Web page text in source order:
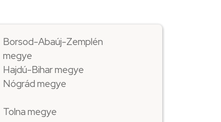
Borsod-Abaúj-Zemplén
megye
Hajdú-Bihar megye
Nógrád megye
Tolna megye